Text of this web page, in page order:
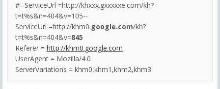
#--ServiceUrl =http://khxxx.gxxxxxe.com/kh?
t=t%s&n=404&v=105--
ServiceUrl =http://khm0.google.com/kh?
t=t%s&n=404&v=845
Referer = http://khm0.google.com
UserAgent = Mozilla/4.0
ServerVariations = khm0,khm1,khm2,khm3